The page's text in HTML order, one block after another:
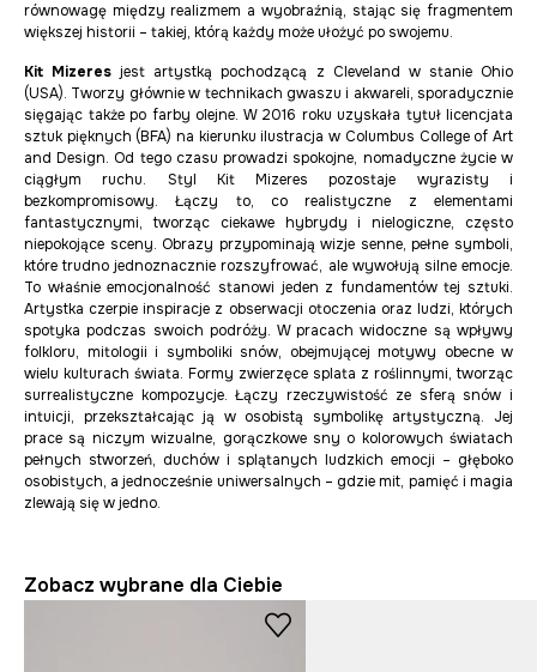
równowagę między realizmem a wyobraźnią, stając się fragmentem
większej historii – takiej, którą każdy może ułożyć po swojemu.
Kit Mizeresjest artystką pochodzącą z Cleveland w stanie Ohio
(USA). Tworzy głównie w technikach gwaszu i akwareli, sporadycznie
sięgając także po farby olejne. W 2016 roku uzyskała tytuł licencjata
sztuk pięknych (BFA) na kierunku ilustracja w Columbus College of Art
and Design. Od tego czasu prowadzi spokojne, nomadyczne życie w
ciągłym ruchu. Styl Kit Mizeres pozostaje wyrazisty i
bezkompromisowy. Łączy to, co realistyczne z elementami
fantastycznymi, tworząc ciekawe hybrydy i nielogiczne, często
niepokojące sceny. Obrazy przypominają wizje senne, pełne symboli,
które trudno jednoznacznie rozszyfrować, ale wywołują silne emocje.
To właśnie emocjonalność stanowi jeden z fundamentów tej sztuki.
Artystka czerpie inspiracje z obserwacji otoczenia oraz ludzi, których
spotyka podczas swoich podróży. W pracach widoczne są wpływy
folkloru, mitologii i symboliki snów, obejmującej motywy obecne w
wielu kulturach świata. Formy zwierzęce splata z roślinnymi, tworząc
surrealistyczne kompozycje. Łączy rzeczywistość ze sferą snów i
intuicji, przekształcając ją w osobistą symbolikę artystyczną. Jej
prace są niczym wizualne, gorączkowe sny o kolorowych światach
pełnych stworzeń, duchów i splątanych ludzkich emocji – głęboko
osobistych, a jednocześnie uniwersalnych – gdzie mit, pamięć i magia
zlewają się w jedno.
Zobacz wybrane dla Ciebie